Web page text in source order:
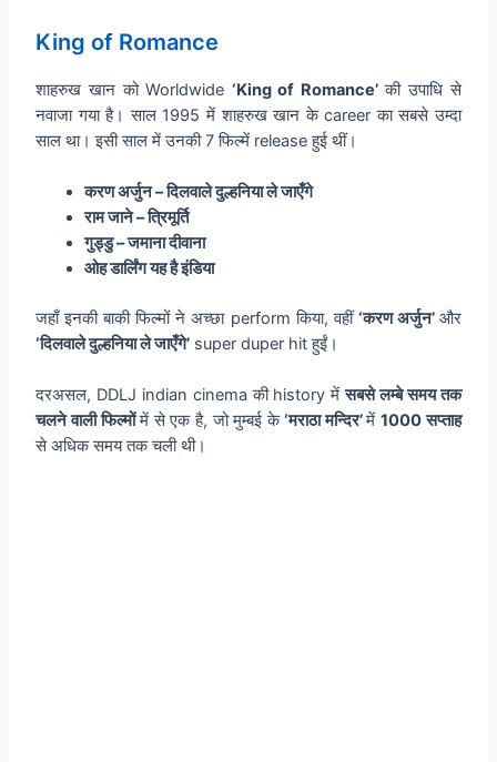
King of Romance
शाहरुख खान को Worldwide ‘King of Romance’की उपाधि से
नवाजा गया है। साल 1995 में शाहरुख खान के career का सबसे उम्दा
साल था। इसी साल में उनकी 7 फिल्में release हुई थीं।
करण अर्जुन– दिलवाले दुल्हनिया ले जाएँगे
राम जाने– त्रिमूर्ति
गुड्डु– जमाना दीवाना
ओह डार्लिंग यह है इंडिया
जहाँ इनकी बाकी फिल्मों ने अच्छा perform किया, वहीं‘करण अर्जुन’ और
‘दिलवाले दुल्हनिया ले जाएँगे’ super duper hit हुईं।
दरअसल, DDLJ indian cinema की history मेंसबसे लम्बे समय तक
चलने वाली फिल्मोंमें से एक है, जो मुम्बई के‘मराठा मन्दिर’में 1000 सप्ताह
से अधिक समय तक चली थी।